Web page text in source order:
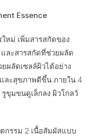
Essence
ใหม่ เพิ่มสารสกัดของ
ละสารสกัดที่ช่วยผลัด
ผลัดเซลล์ผิวได้อย่าง
ละสุขภาพดีขึ้น ภายใน 4
ขุมขนดูเล็กลง ผิวโกลว์
กรรม 2 เนื้อสัมผัสแบบ